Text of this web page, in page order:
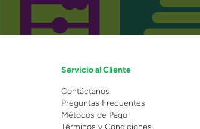
Servicio al Cliente
Contáctanos
Preguntas Frecuentes
Métodos de Pago
Términos y Condiciones